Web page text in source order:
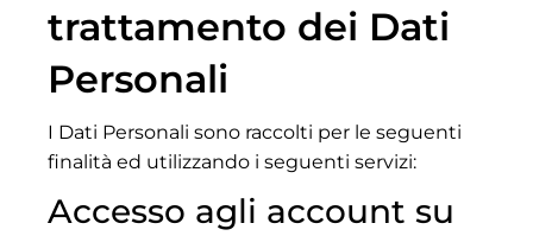
trattamento dei Dati
Personali
I Dati Personali sono raccolti per le seguenti
finalità ed utilizzando i seguenti servizi:
Accesso agli account su